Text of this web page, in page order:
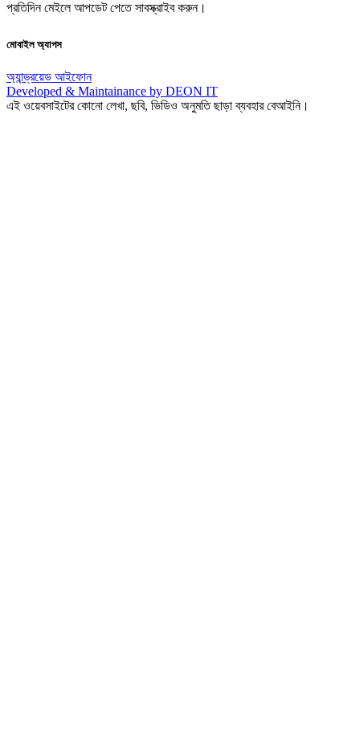
প্রতিদিন মেইলে আপডেট পেতে সাবস্ক্রাইব করুন।
মোবাইল অ্যাপস
অ্যান্ড্রয়েড আইফোন
Developed & Maintainance by DEON IT
এই ওয়েবসাইটের কোনো লেখা, ছবি, ভিডিও অনুমতি ছাড়া ব্যবহার বেআইনি।